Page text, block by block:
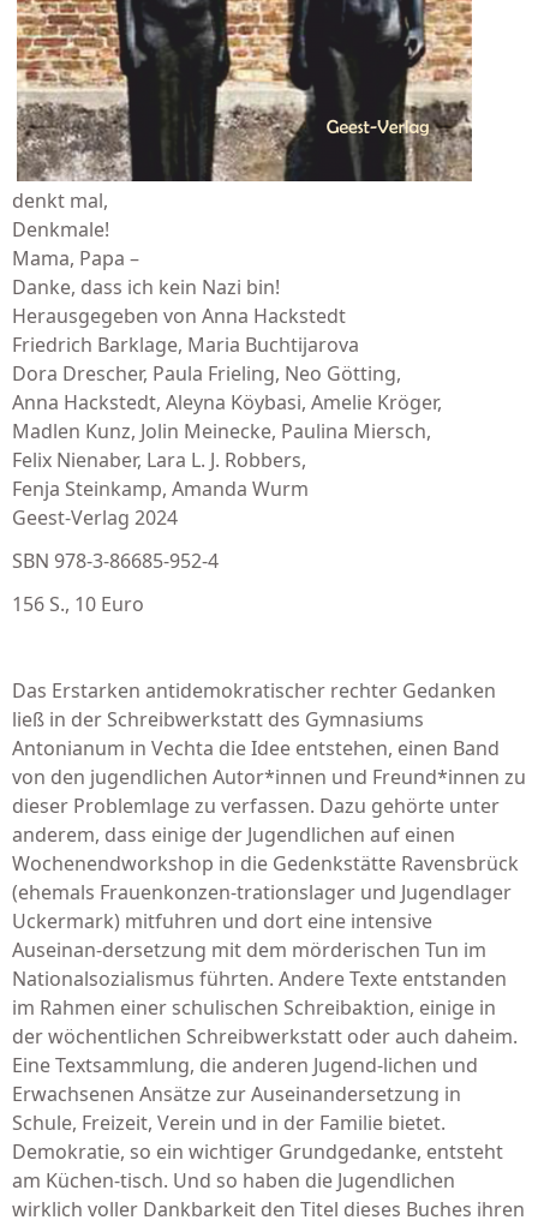
denkt mal,
Denkmale!
Mama, Papa –
Danke, dass ich kein Nazi bin!
Herausgegeben von Anna Hackstedt
Friedrich Barklage, Maria Buchtijarova
Dora Drescher, Paula Frieling, Neo Götting,
Anna Hackstedt, Aleyna Köybasi, Amelie Kröger,
Madlen Kunz, Jolin Meinecke, Paulina Miersch,
Felix Nienaber, Lara L. J. Robbers,
Fenja Steinkamp, Amanda Wurm
Geest-Verlag 2024
SBN 978-3-86685-952-4
156 S., 10 Euro
Das Erstarken antidemokratischer rechter Gedanken
ließ in der Schreibwerkstatt des Gymnasiums
Antonianum in Vechta die Idee entstehen, einen Band
von den jugendlichen Autor*innen und Freund*innen zu
dieser Prob­lemlage zu verfassen. Dazu gehörte unter
anderem, dass einige der Jugendlichen auf einen
Wochenendworkshop in die Gedenkstätte Ravensbrück
(ehemals Frauenkonzen-trationslager und Jugendlager
Uckermark) mitfuhren und dort eine intensive
Auseinan-dersetzung mit dem mörderischen Tun im
Nationalsozialismus führten. Andere Texte entstanden
im Rahmen einer schulischen Schreibaktion, einige in
der wöchentlichen Schreibwerkstatt oder auch daheim.
Eine Textsammlung, die anderen Jugend-lichen und
Erwachsenen Ansätze zur Auseinandersetzung in
Schule, Freizeit, Verein und in der Familie bietet.
Demokratie, so ein wichtiger Grundgedanke, entsteht
am Küchen-tisch. Und so haben die Jugendlichen
wirklich voller Dankbarkeit den Titel dieses Buches ihren